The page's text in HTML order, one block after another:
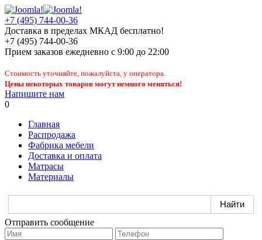
+7 (495) 744-00-36
Доставка в пределах МКАД бесплатно!
+7 (495) 744-00-36
Прием заказов ежедневно с 9:00 до 22:00
Стоимость уточняйте, пожалуйста, у оператора.
Цены некоторых товаров могут немного меняться!
Напишите нам
0
Главная
Распродажа
Фабрика мебели
Доставка и оплата
Матрасы
Материалы
Отправить сообщение